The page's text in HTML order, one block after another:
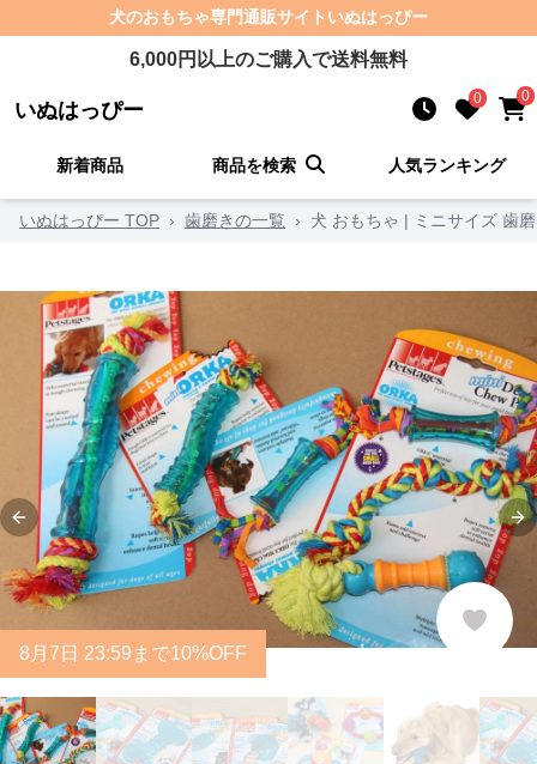
犬のおもちゃ専門通販サイト いぬはっぴー
6,000円以上のご購入で送料無料
いぬはっぴー 0 0
新着商品 商品を検索 人気ランキング
いぬはっぴー TOP › 歯磨きの一覧 › 犬 おもちゃ | ミニサイズ 歯
Previous slide
8 月 7 日 23:59まで10%OFF